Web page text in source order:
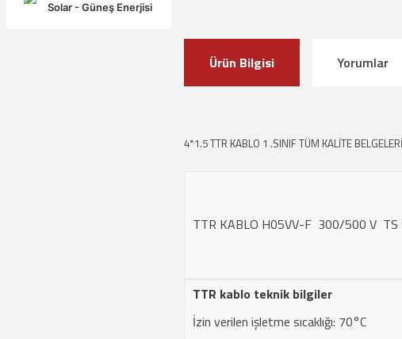
Solar - Güneş Enerjisi
Ürün Bilgisi Yorumlar
4*1.5 TTR KABLO 1 .SINIF TÜM KALİTE
TTR KABLO H05VV-F 300/500 V
TTR kablo teknik bilgiler
İzin verilen işletme sıcaklığı: 70°C